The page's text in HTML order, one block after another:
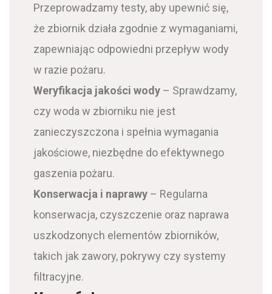
Przeprowadzamy testy, aby upewnić się,
że zbiornik działa zgodnie z wymaganiami,
zapewniając odpowiedni przepływ wody
w razie pożaru.
Weryfikacja jakości wody – Sprawdzamy,
czy woda w zbiorniku nie jest
zanieczyszczona i spełnia wymagania
jakościowe, niezbędne do efektywnego
gaszenia pożaru.
Konserwacja i naprawy – Regularna
konserwacja, czyszczenie oraz naprawa
uszkodzonych elementów zbiorników,
takich jak zawory, pokrywy czy systemy
filtracyjne.